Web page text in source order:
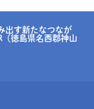
出す新たなつなが
徳島県名西郡神山